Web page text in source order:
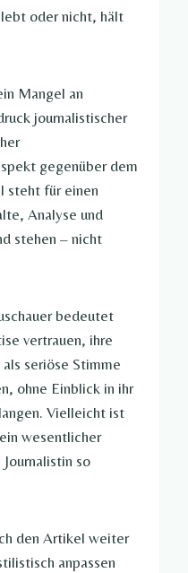
oder nicht, hält
Mangel an
journalistischer
gegenüber dem
steht für einen
Analyse und
stehen – nicht
bedeutet
vertrauen, ihre
seriöse Stimme
ohne Einblick in ihr
Vielleicht ist
wesentlicher
so
den Artikel weiter
anpassen